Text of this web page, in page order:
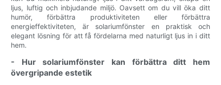
ljus, luftig och inbjudande miljö. Oavsett om du vill öka ditt
humör, förbättra produktiviteten eller förbättra
energieffektiviteten, är solariumfönster en praktisk och
elegant lösning för att få fördelarna med naturligt ljus in i ditt
hem.
- Hur solariumfönster kan förbättra ditt hem
övergripande estetik